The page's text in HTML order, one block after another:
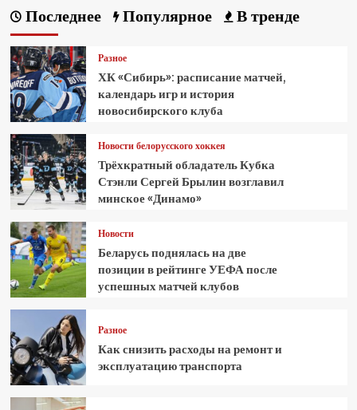
Последнее Популярное В тренде
Разное
ХК «Сибирь»: расписание матчей,
календарь игр и история
новосибирского клуба
Новости белорусского хоккея
Трёхкратный обладатель Кубка
Стэнли Сергей Брылин возглавил
минское «Динамо»
Новости
Беларусь поднялась на две
позиции в рейтинге УЕФА после
успешных матчей клубов
Разное
Как снизить расходы на ремонт и
эксплуатацию транспорта